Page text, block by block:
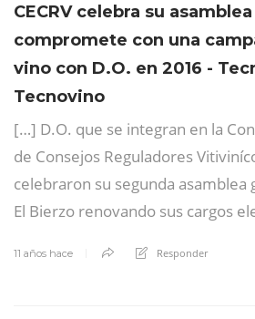
CECRV celebra su
compromete con una
vino con D.O. en 2016 -
Tecnovino
[…] D.O. que se integran en la
de Consejos Reguladores
celebraron su segunda asamblea
El Bierzo renovando sus cargos
11 años hace Responder